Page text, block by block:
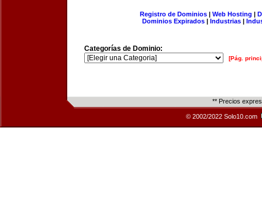
Registro de Dominios| Web Hosting |
Dominios Expirados | Industrias |
Categorías de Dominio:
[Pág.
** Precios
© 2002/2022 Solo10.com